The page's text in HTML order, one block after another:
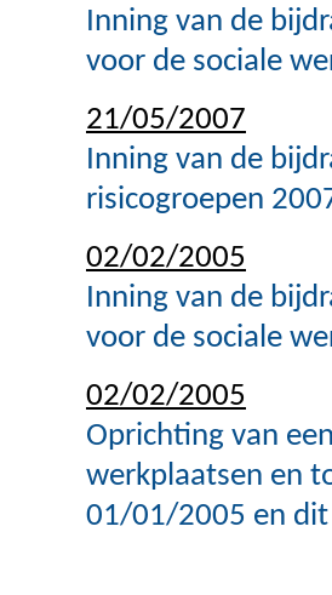
Inning van de
voor de sociale
21/05/2007
Inning van de
risicogroepen
02/02/2005
Inning van de
voor de sociale
02/02/2005
Oprichting van
werkplaatsen en
01/01/2005 en dit